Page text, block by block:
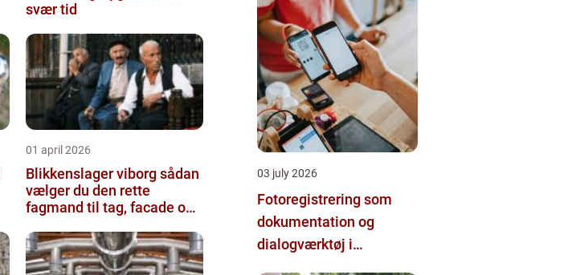
svær tid
01 april 2026
Blikkenslager viborg sådan
vælger du den rette
fagmand til tag, facade og
03 july 2026
Fotoregistrering som
dokumentation og
dialogværktøj i